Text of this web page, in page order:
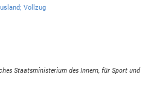
Vollzug
Staatsministerium des Innern, für Sport und